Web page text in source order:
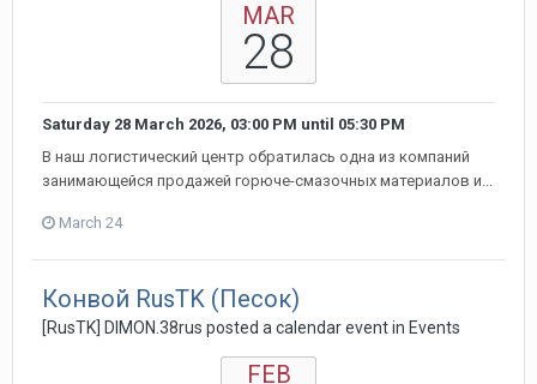
MAR
28
Saturday 28 March 2026, 03:00 PM until 05:30 PM
В наш логистический центр обратилась одна из компаний
занимающейся продажей горюче-смазочных материалов и...
March 24
Конвой RusTK (Песок)
[RusTK] DIMON.38rus posted a calendar event in Events
FEB